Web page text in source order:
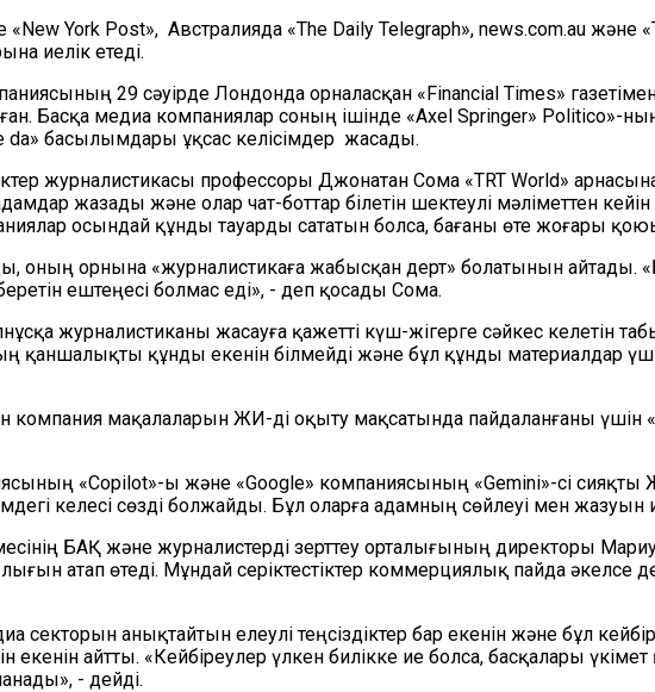
York Post», Австралияда «The Daily Telegraph», news.com.au және
иелік етеді.
29 сәуірде Лондонда орналасқан «Financial Times»
Басқа медиа компаниялар соның ішінде «Axel Springer»
басылымдары ұқсас келісімдер жасады.
журналистикасы профессоры Джонатан Сома «TRT World»
жазады және олар чат-боттар білетін шектеулі мәліметтен
осындай құнды тауарды сататын болса, бағаны өте жоғары
орнына «журналистикаға жабысқан дерт» болатынын айтады.
ештеңесі болмас еді», - деп қосады Сома.
журналистиканы жасауға қажетті күш-жігерге сәйкес келетін
құнды екенін білмейді және бұл құнды материалдар
компания мақалаларын ЖИ-ді оқыту мақсатында пайдаланғаны үшін
«Copilot»-ы және «Google» компаниясының «Gemini»-cі сияқты
келесі сөзді болжайды. Бұл оларға адамның сөйлеуі мен жазуын
БАҚ және журналистерді зерттеу орталығының директоры
атап өтеді. Мұндай серіктестіктер коммерциялық пайда әкелсе
секторын анықтайтын елеулі теңсіздіктер бар екенін және бұл
айтты. «Кейбіреулер үлкен билікке ие болса, басқалары
- дейді.